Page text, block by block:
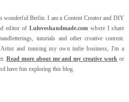
Berlin. I am a Content Creator and DIY
editor of Luloveshandmade.com where I share
tutorials and other creative content.
and running my own indie business, I'm a
Read more about me and my creative work or
have fun exploring this blog.